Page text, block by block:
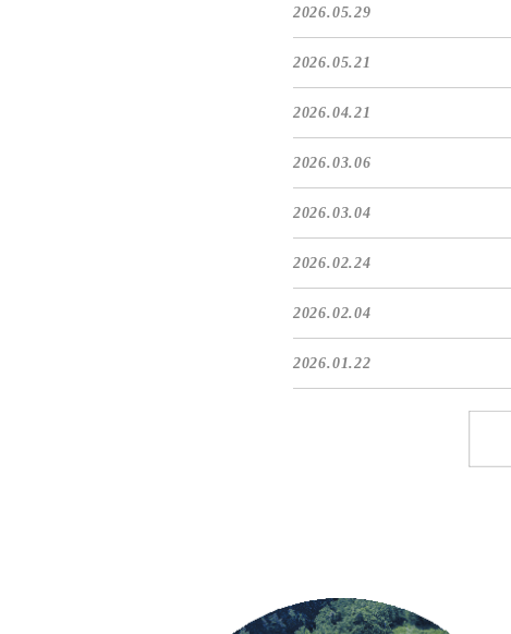
2026.05.29
2026.05.21
2026.04.21
2026.03.06
2026.03.04
2026.02.24
2026.02.04
2026.01.22